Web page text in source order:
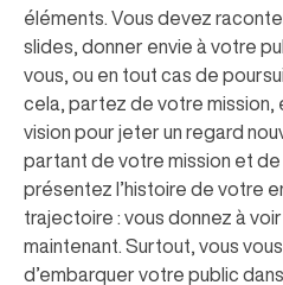
éléments. Vous devez
slides, donner envie à votre
vous, ou en tout cas de
cela, partez de votre mission,
vision pour jeter un regard
partant de votre mission et de
présentez l’histoire de votre
trajectoire : vous donnez à voir
maintenant. Surtout, vous
d’embarquer votre public